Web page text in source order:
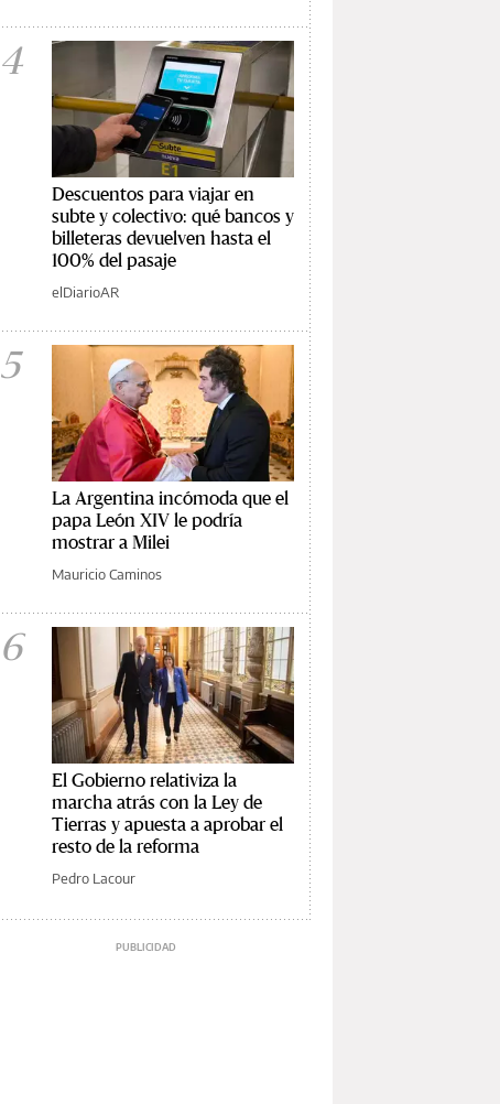
4
Descuentos para viajar en
subte y colectivo: qué bancos y
billeteras devuelven hasta el
100% del pasaje
elDiarioAR
5
La Argentina incómoda que el
papa León XIV le podría
mostrar a Milei
Mauricio Caminos
6
El Gobierno relativiza la
marcha atrás con la Ley de
Tierras y apuesta a aprobar el
resto de la reforma
Pedro Lacour